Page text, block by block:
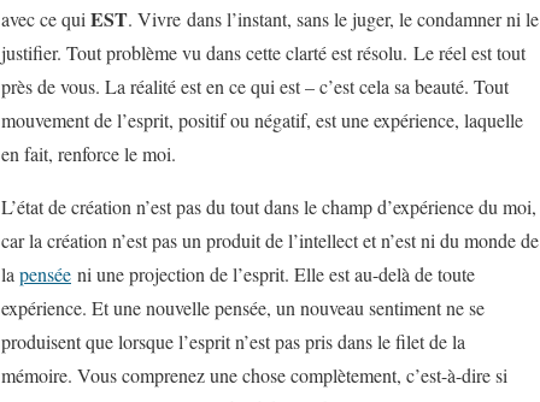
avec ce qui EST. Vivre dans l’instant, sans le juger, le condamner ni le
justifier. Tout problème vu dans cette clarté est résolu. Le réel est tout
près de vous. La réalité est en ce qui est – c’est cela sa beauté. Tout
mouvement de l’esprit, positif ou négatif, est une expérience, laquelle
en fait, renforce le moi.
L’état de création n’est pas du tout dans le champ d’expérience du moi,
car la création n’est pas un produit de l’intellect et n’est ni du monde de
la pensée ni une projection de l’esprit. Elle est au-delà de toute
expérience. Et une nouvelle pensée, un nouveau sentiment ne se
produisent que lorsque l’esprit n’est pas pris dans le filet de la
mémoire. Vous comprenez une chose complètement, c’est-à-dire si